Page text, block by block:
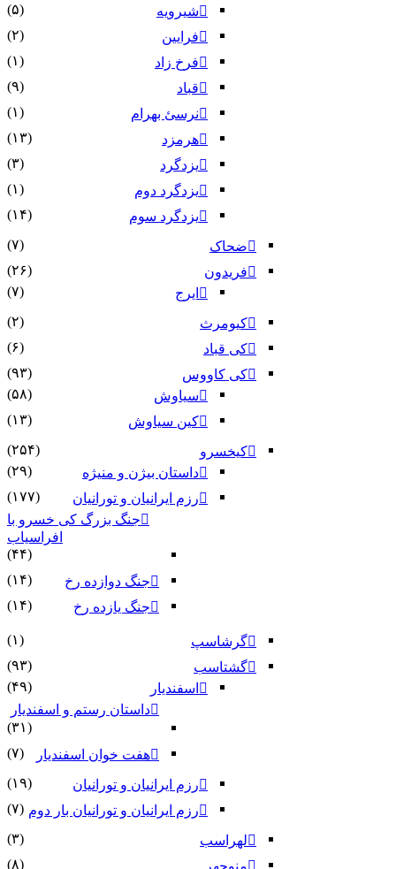
شیرویه
(۵)
فرایین
(۲)
فرخ زاد
(۱)
قباد
(۹)
نرسئ بهرام‏
(۱)
هرمزد
(۱۳)
یزدگرد
(۳)
یزدگرد دوم
(۱)
یزدگرد سوم
(۱۴)
ضحاک
(۷)
فریدون
(۲۶)
ایرج
(۷)
کیومرث
(۲)
کی قباد
(۶)
کی کاووس
(۹۳)
سیاوش
(۵۸)
کین سیاوش
(۱۳)
کیخسرو
(۲۵۴)
داستان بیژن و منیژه
(۲۹)
رزم ایرانیان و تورانیان
(۱۷۷)
جنگ بزرگ کی خسرو با
افراسیاب
(۴۴)
جنگ دوازده رخ
(۱۴)
جنگ یازده رخ
(۱۴)
گرشاسپ
(۱)
گشتاسب
(۹۳)
اسفندیار
(۴۹)
داستان رستم و اسفندیار
(۳۱)
هفت خوان اسفندیار
(۷)
رزم ایرانیان و تورانیان
(۱۹)
رزم ایرانیان و تورانیان بار دوم (۷)
لهراسب
(۳)
منوچهر
(۸)